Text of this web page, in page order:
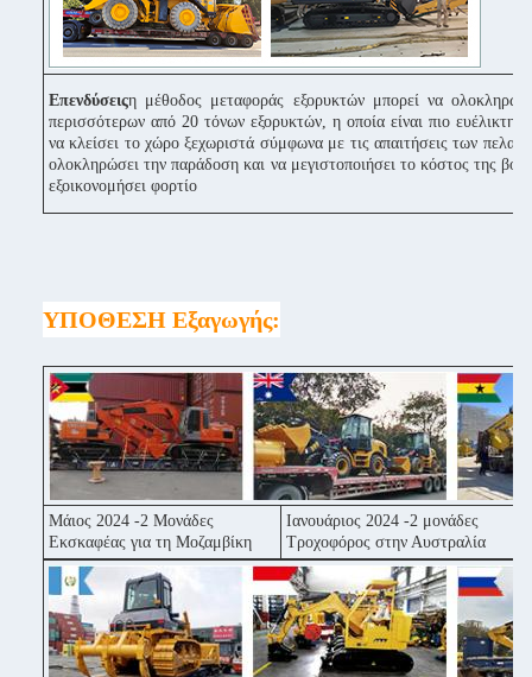
Επενδύσειςη μέθοδος μεταφοράς εξορυκτών μπορεί να
περισσότερων από 20 τόνων εξορυκτών, η οποία είναι πιο ευέλικτη
να κλείσει το χώρο ξεχωριστά σύμφωνα με τις απαιτήσεις των
ολοκληρώσει την παράδοση και να μεγιστοποιήσει το κόστος της
εξοικονομήσει φορτίο
ΥΠΟΘΕΣΗ Εξαγωγής:
Μάιος 2024 -2 Μονάδες
Εκσκαφέας για τη Μοζαμβίκη
Ιανουάριος 2024 -2 μονάδες
Τροχοφόρος στην Αυστραλία